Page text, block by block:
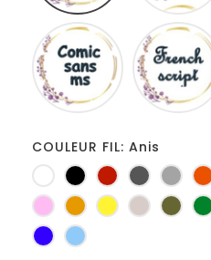
Comic
sans
ms
COULEUR FIL: Anis
BlancNoir RougeGris
foncé
Gris
clair
RoseJaune
d'or
jauneFicelleKaki
Bleu
roi
Bleu